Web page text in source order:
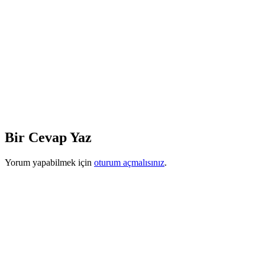
Bir Cevap Yaz
Yorum yapabilmek için oturum açmalısınız.